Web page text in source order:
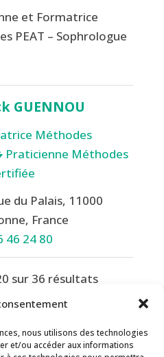
nous utilisons des technologies
et/ou accéder aux informations
et Formatrice
PEAT – Sophrologue
GUENNOU
Méthodes
Praticienne Méthodes
du Palais, 11000
France
46 24 80
sur 36 résultats
2 »